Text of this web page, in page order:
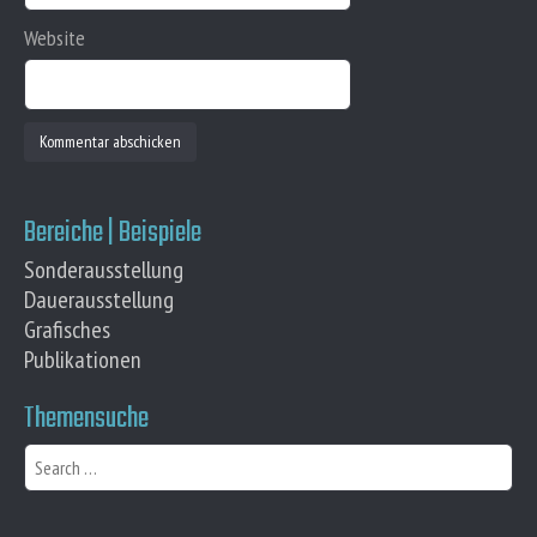
Website
Bereiche | Beispiele
Sonderausstellung
Dauerausstellung
Grafisches
Publikationen
Themensuche
S
e